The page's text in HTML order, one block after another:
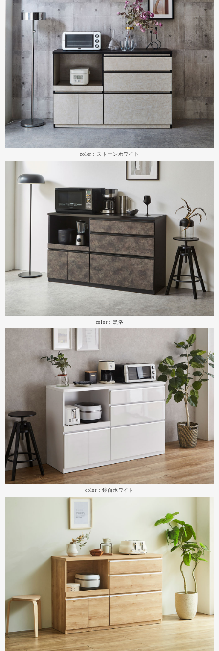
color：ストーンホワイト
color：黒洛
color：鏡面ホワイト